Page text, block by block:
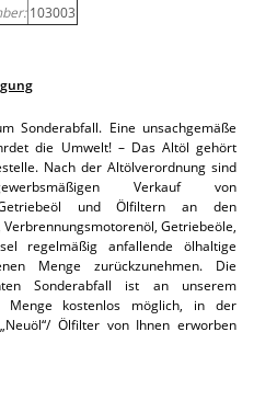
103003
Sonderabfall. Eine unsachgemäße
die Umwelt! – Das Altöl gehört
Nach der Altölverordnung sind
Verkauf von
Getriebeöl und Ölfiltern an den
Getriebeöle,
regelmäßig anfallende ölhaltige
Menge zurückzunehmen. Die
Sonderabfall ist an unserem
kostenlos möglich, in der
Ölfilter von Ihnen erworben